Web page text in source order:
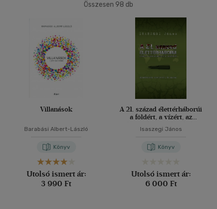
Angol
Összesen 98 db
Villanások
Barabási Albert-László
Könyv
Utolsó ismert ár:
3 990 Ft
A 21. század élettérháborúi
a földért, a vízért, az
Isaszegi János
Könyv
Utolsó ismert ár:
6 000 Ft